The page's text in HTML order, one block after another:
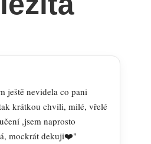
ještě nevidela co pani
krátkou chvili, milé, vřelé
,jsem naprosto
mockrát dekuji❤️"